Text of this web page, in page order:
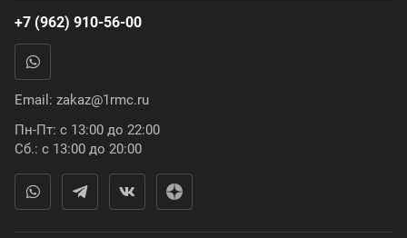
+7 (962) 910-56-00
Email: zakaz@1rmc.ru
Пн-Пт: с 13:00 до 22:00
Сб.: с 13:00 до 20:00